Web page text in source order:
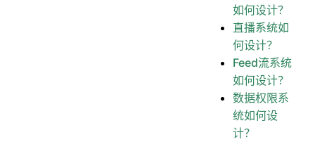
如何设计？
直播系统如
何设计？
Feed流系统
如何设计？
数据权限系
统如何设
计？